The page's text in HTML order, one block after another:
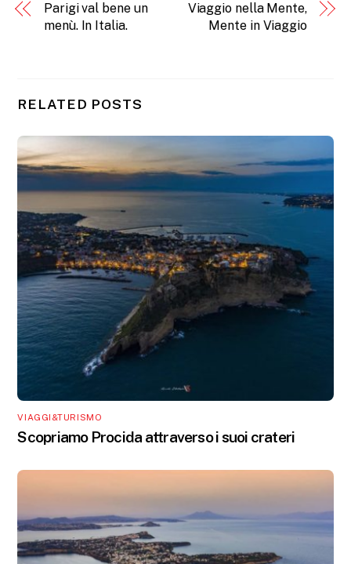
Parigi val bene un
menù. In Italia.
Viaggio nella Mente,
Mente in Viaggio
RELATED POSTS
VIAGGI&TURISMO
Scopriamo Procida attraverso i suoi crateri